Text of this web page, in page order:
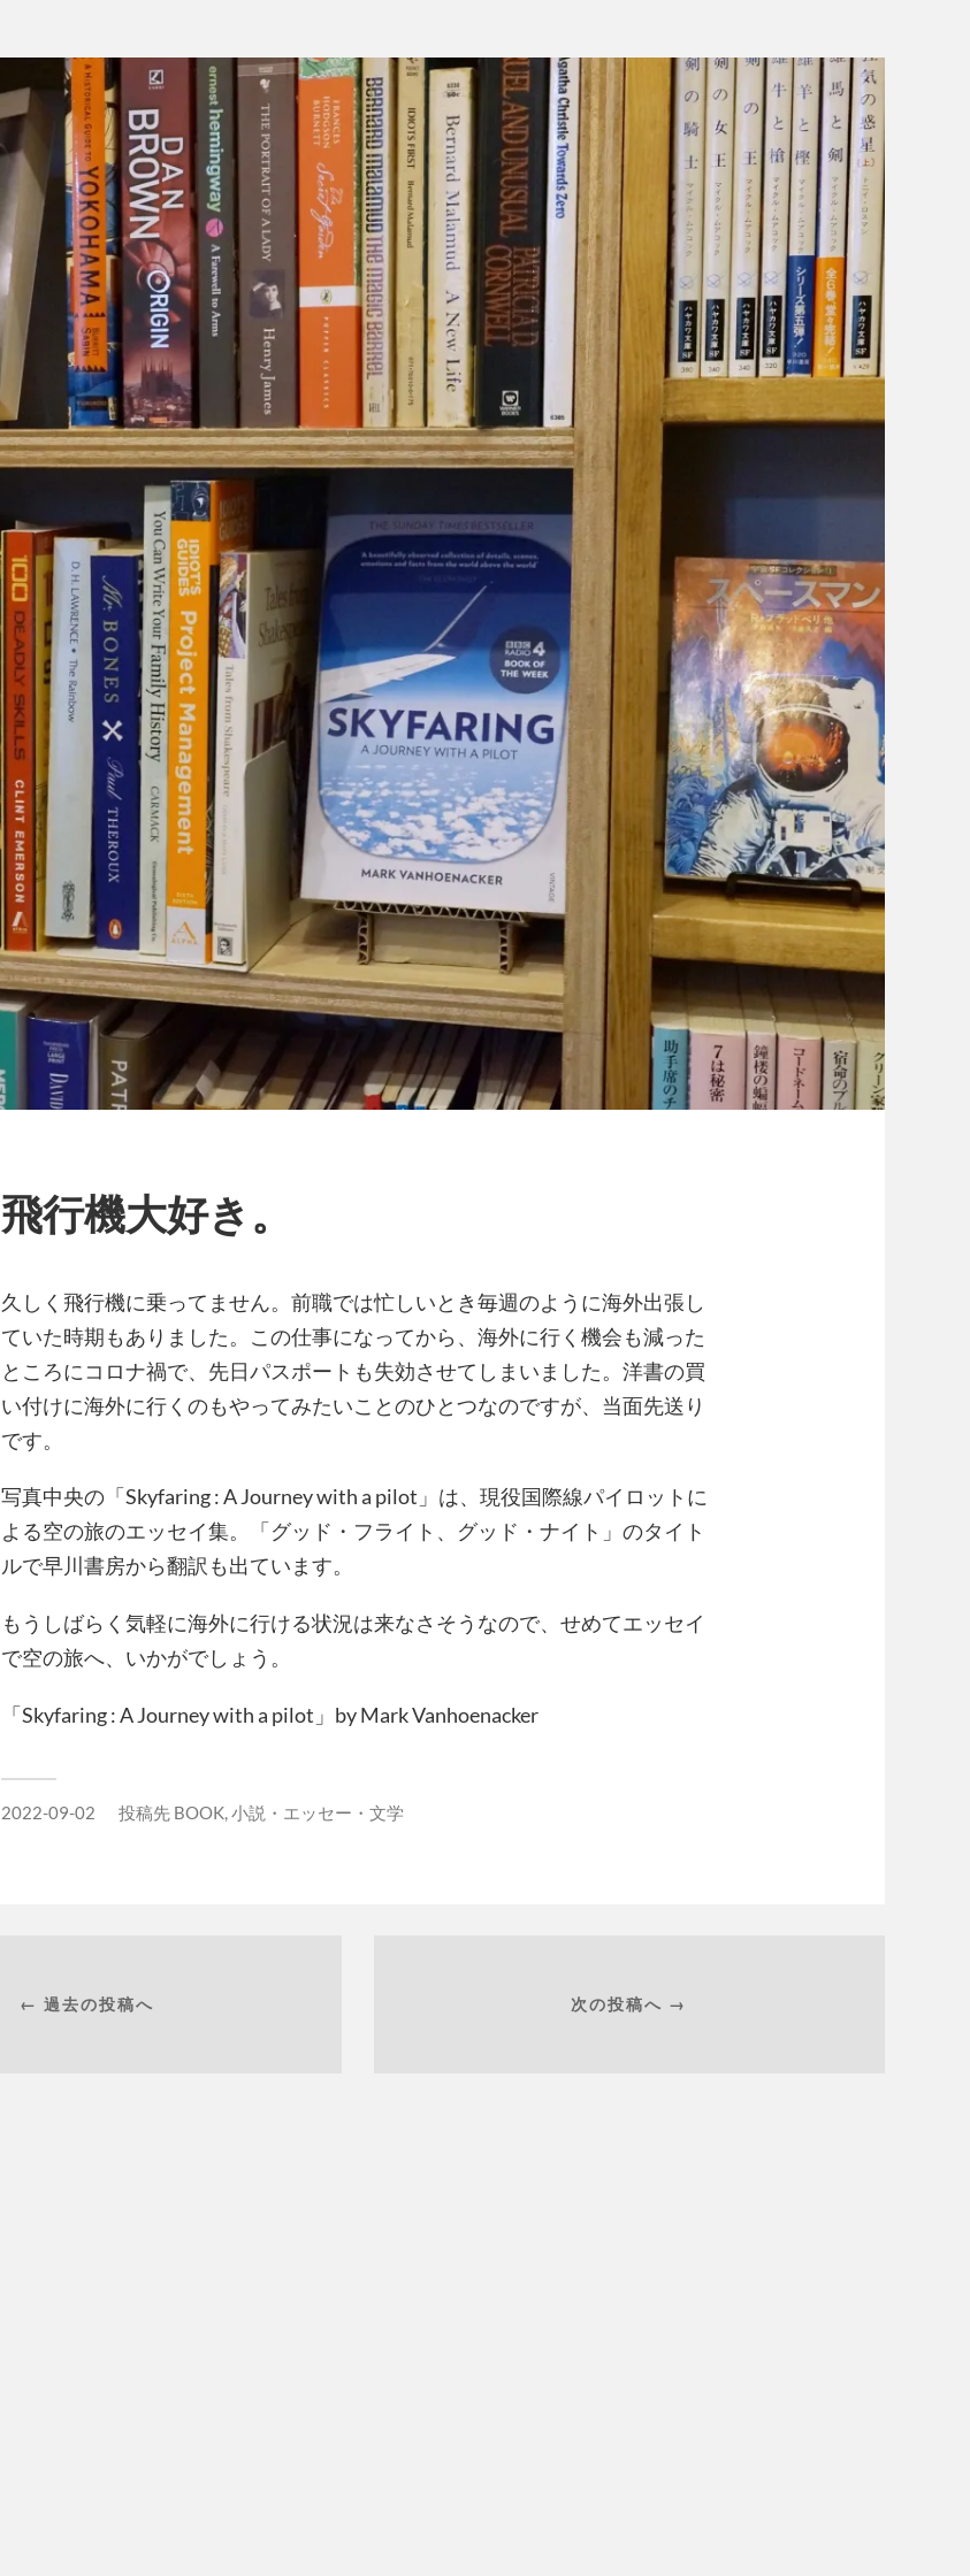
飛行機大好き。
久しく飛行機に乗ってません。前職では忙しいとき毎週のように海外出張し
ていた時期もありました。この仕事になってから、海外に行く機会も減った
ところにコロナ禍で、先日パスポートも失効させてしまいました。洋書の買
い付けに海外に行くのもやってみたいことのひとつなのですが、当面先送り
です。
写真中央の「Skyfaring : A Journey with a pilot」は、現役国際線パイロットに
よる空の旅のエッセイ集。「グッド・フライト、グッド・ナイト」のタイト
ルで早川書房から翻訳も出ています。
もうしばらく気軽に海外に行ける状況は来なさそうなので、せめてエッセイ
で空の旅へ、いかがでしょう。
「Skyfaring : A Journey with a pilot」by Mark Vanhoenacker
2022-09-02 投稿先 BOOK,小説・エッセー・文学
← 過去の投稿へ 次の投稿へ →